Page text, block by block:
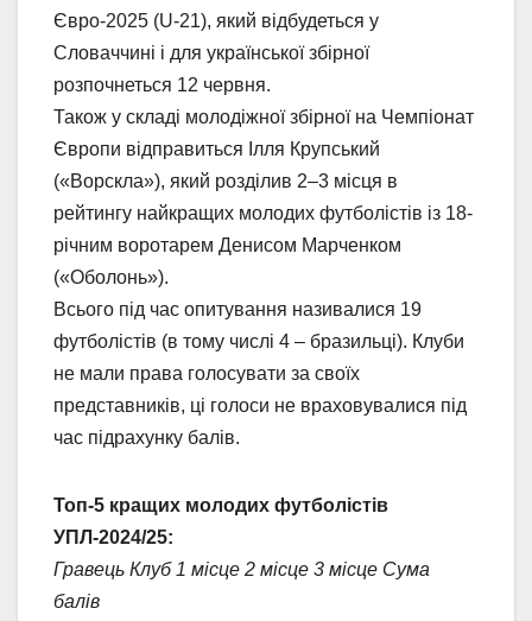
Євро-2025 (U-21), який відбудеться у
Словаччині і для української збірної
розпочнеться 12 червня.
Також у складі молодіжної збірної на Чемпіонат
Європи відправиться Ілля Крупський
(«Ворскла»), який розділив 2–3 місця в
рейтингу найкращих молодих футболістів із 18-
річним воротарем Денисом Марченком
(«Оболонь»).
Всього під час опитування називалися 19
футболістів (в тому числі 4 – бразильці). Клуби
не мали права голосувати за своїх
представників, ці голоси не враховувалися під
час підрахунку балів.
Топ-5 кращих молодих футболістів
УПЛ-2024/25:
Гравець Клуб 1 місце 2 місце 3 місце Сума
балів